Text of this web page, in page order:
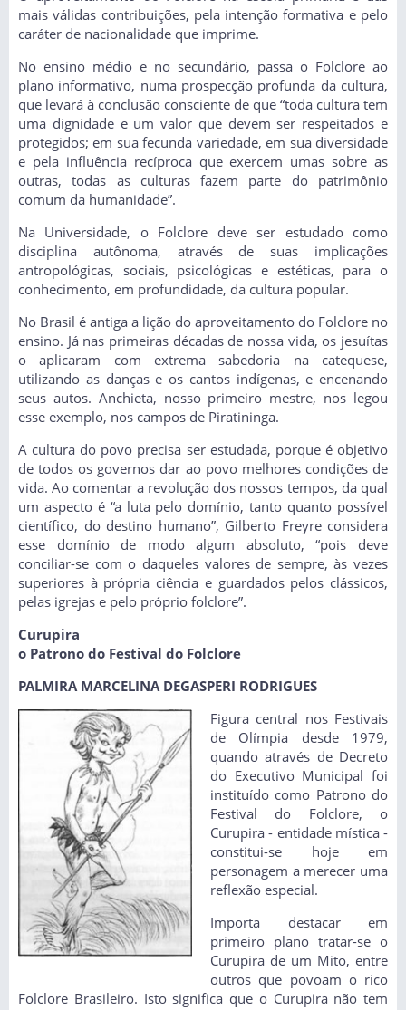
mais válidas contribuições, pela intenção formativa e pelo
caráter de nacionalidade que imprime.
No ensino médio e no secundário, passa o Folclore ao
plano informativo, numa prospecção profunda da cultura,
que levará à conclusão consciente de que “toda cultura tem
uma dignidade e um valor que devem ser respeitados e
protegidos; em sua fecunda variedade, em sua diversidade
e pela influência recíproca que exercem umas sobre as
outras, todas as culturas fazem parte do patrimônio
comum da humanidade”.
Na Universidade, o Folclore deve ser estudado como
disciplina autônoma, através de suas implicações
antropológicas, sociais, psicológicas e estéticas, para o
conhecimento, em profundidade, da cultura popular.
No Brasil é antiga a lição do aproveitamento do Folclore no
ensino. Já nas primeiras décadas de nossa vida, os jesuítas
o aplicaram com extrema sabedoria na catequese,
utilizando as danças e os cantos indígenas, e encenando
seus autos. Anchieta, nosso primeiro mestre, nos legou
esse exemplo, nos campos de Piratininga.
A cultura do povo precisa ser estudada, porque é objetivo
de todos os governos dar ao povo melhores condições de
vida. Ao comentar a revolução dos nossos tempos, da qual
um aspecto é “a luta pelo domínio, tanto quanto possível
científico, do destino humano”, Gilberto Freyre considera
esse domínio de modo algum absoluto, “pois deve
conciliar-se com o daqueles valores de sempre, às vezes
superiores à própria ciência e guardados pelos clássicos,
pelas igrejas e pelo próprio folclore”.
Curupira
o Patrono do Festival do Folclore
PALMIRA MARCELINA DEGASPERI RODRIGUES
Figura central nos Festivais
de Olímpia desde 1979,
quando através de Decreto
do Executivo Municipal foi
instituído como Patrono do
Festival do Folclore, o
Curupira - entidade mística -
constitui-se hoje em
personagem a merecer uma
reflexão especial.
Importa destacar em
primeiro plano tratar-se o
Curupira de um Mito, entre
outros que povoam o rico
Folclore Brasileiro. Isto significa que o Curupira não tem